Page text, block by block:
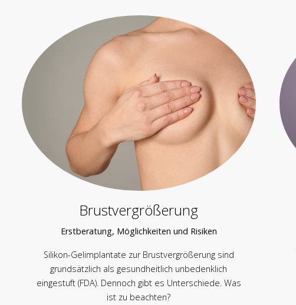
Brustvergrößerung
Erstberatung, Möglichkeiten und Risiken
Silikon-Gelimplantate zur Brustvergrößerung sind
grundsätzlich als gesundheitlich unbedenklich
eingestuft (FDA). Dennoch gibt es Unterschiede. Was
ist zu beachten?